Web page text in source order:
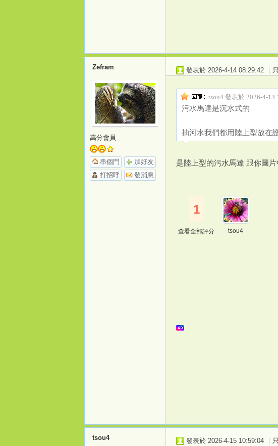
Zefram
萬分會員
串個門
加好友
打招呼
發消息
發表於 2026-4-14 08:29:42 |
tsou4 發表於 2026-4-13
污水馬達是沉水式的
抽河水我們都用陸上型放在
是陸上型的污水馬達 跟你圖
1
查看全部評分 tsou4
tsou4 發表於 2026-4-15 10:59:04 |